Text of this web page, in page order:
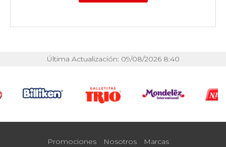
Última Actualización: 09/08/2026 8:40
Promociones Nosotros Marcas